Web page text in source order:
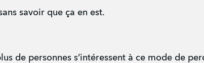
savoir que ça en est.
de personnes s’intéressent à ce mode de